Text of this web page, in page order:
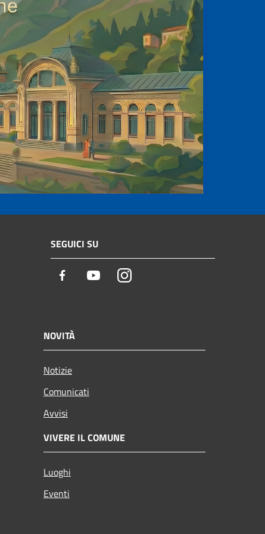
SEGUICI SU
Facebook YoutubeInstagram
NOVITÀ
Notizie
Comunicati
Avvisi
VIVERE IL COMUNE
Luoghi
Eventi